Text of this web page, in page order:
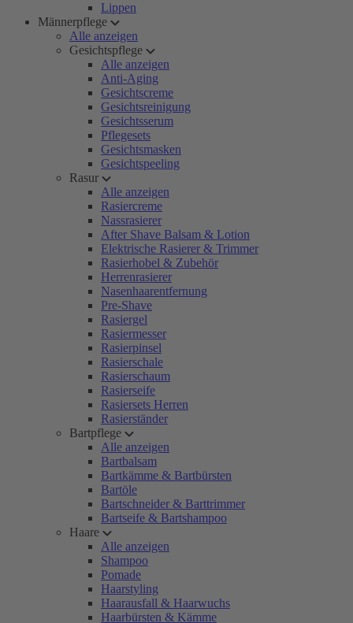
Lippen
Männerpflege
Alle anzeigen
Gesichtspflege
Alle anzeigen
Anti-Aging
Gesichtscreme
Gesichtsreinigung
Gesichtsserum
Pflegesets
Gesichtsmasken
Gesichtspeeling
Rasur
Alle anzeigen
Rasiercreme
Nassrasierer
After Shave Balsam & Lotion
Elektrische Rasierer & Trimmer
Rasierhobel & Zubehör
Herrenrasierer
Nasenhaarentfernung
Pre-Shave
Rasiergel
Rasiermesser
Rasierpinsel
Rasierschale
Rasierschaum
Rasierseife
Rasiersets Herren
Rasierständer
Bartpflege
Alle anzeigen
Bartbalsam
Bartkämme & Bartbürsten
Bartöle
Bartschneider & Barttrimmer
Bartseife & Bartshampoo
Haare
Alle anzeigen
Shampoo
Pomade
Haarstyling
Haarausfall & Haarwuchs
Haarbürsten & Kämme